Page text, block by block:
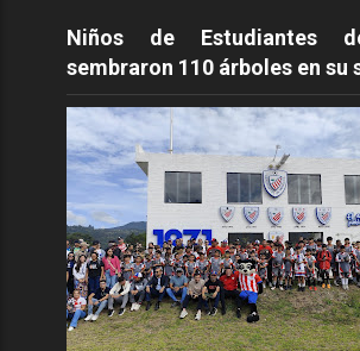
Niños de Estudiantes
sembraron 110 árboles en su